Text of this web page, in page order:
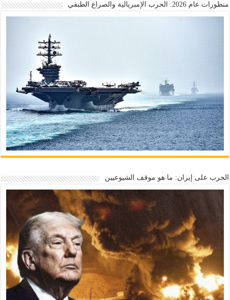
منظورات عام 2026: الحرب الإمبريالية والصراع الطبقي
الحرب على إيران: ما هو موقف الشيوعيين